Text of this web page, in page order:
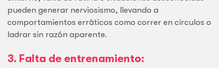
pueden generar nerviosismo, llevando a
comportamientos erráticos como correr en círculos o
ladrar sin razón aparente.
3. Falta de entrenamiento: